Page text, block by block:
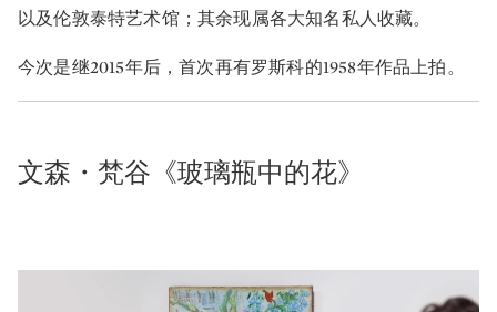
以及伦敦泰特艺术馆；其余现属各大知名私人收藏。
今次是继2015年后，首次再有罗斯科的1958年作品上拍。
文森・梵谷《玻璃瓶中的花》